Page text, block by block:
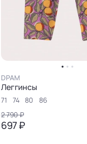
DPAM
Леггинсы
71 74 80
86
2 790 ₽
697 ₽